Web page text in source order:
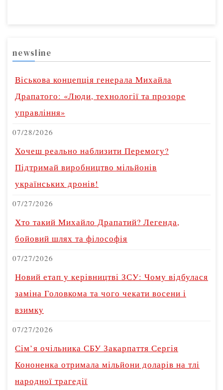
newsline
Віськова концепція генерала Михайла
Драпатого: «Люди, технології та прозоре
управління»
07/28/2026
Хочеш реально наблизити Перемогу?
Підтримай виробництво мільйонів
українських дронів!
07/27/2026
Хто такий Михайло Драпатий? Легенда,
бойовий шлях та філософія
07/27/2026
Новий етап у керівництві ЗСУ: Чому відбулася
заміна Головкома та чого чекати восени і
взимку
07/27/2026
Сім’я очільника СБУ Закарпаття Сергія
Кононенка отримала мільйони доларів на тлі
народної трагедії